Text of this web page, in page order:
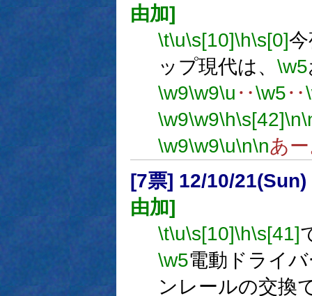
由加]
\t\u\s[10]\h\s[0]
ップ現代は、 \w5
\w9\w9\u ‥\w5‥
\w9\w9\h\s[42]\n
\w9\w9\u\n\nあ
[7票] 12/10/
由加]
\t\u\s[10]\h\s[41]
\w5電動ドライ
ンレールの交換